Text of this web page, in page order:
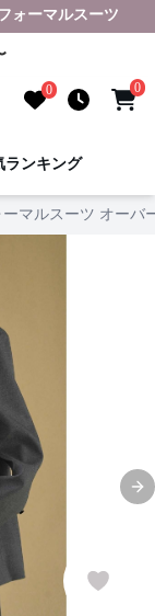
ォーマルスーツ
0 0
ランキング
ーマルスーツ オーバ